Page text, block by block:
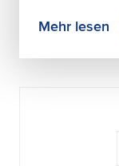
Mehr lesen